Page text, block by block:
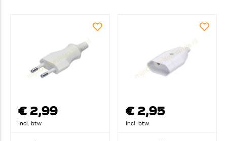
€ 2,99
Incl. btw
€ 2,95
Incl. btw